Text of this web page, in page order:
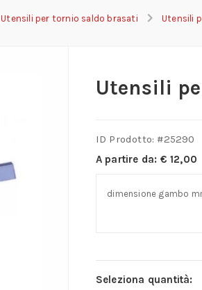
Utensili per tornio saldo brasati Utensili
Utensili
ID Prodotto: #25290
A partire da: € 12,00
dimensione gambo
Seleziona quantità: